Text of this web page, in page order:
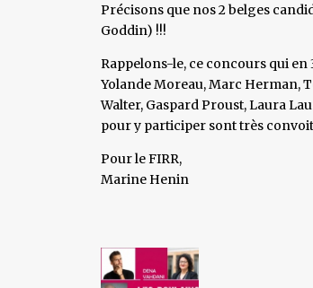
Précisons que nos 2 belges
Goddin) !!!
Rappelons-le, ce concours qui en
Yolande Moreau, Marc Herman,
Walter, Gaspard Proust, Laura
pour y participer sont très
Pour le FIRR,
Marine Henin